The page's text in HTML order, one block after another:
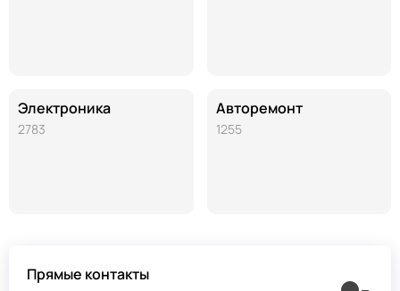
Электроника
2783
Авторемонт
1255
Прямые контакты